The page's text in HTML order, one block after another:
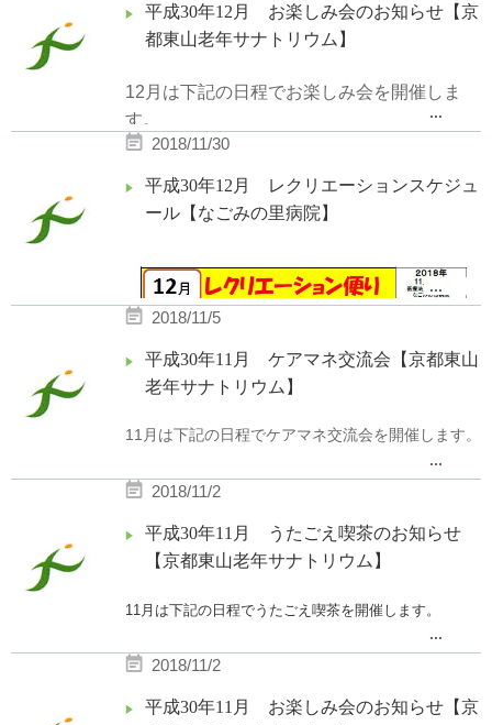
参加をご希望の際は、電話又は問合せ
フォームからお申込みください。
事前お申込制となっております。
また、お電話でも受け付けておりますのでお
気軽にお問い合わせ下さい。
申込書はこちら
〒607-8492
京都市山科区日ノ岡夷谷町11番地
TEL：075-771-4196
FAX：075-761-0934
場所 京都東山老年サナトリウム 昭和ホール
職員による楽器の演奏があります。
コーヒーやお菓子を用意してお待ちしております。
皆様お気軽にお越し下さい
平成30年12月 お楽しみ会のお知らせ【京
都東山老年サナトリウム】
12月は下記の日程でお楽しみ会を開催しま
す。
日時：平成30年12月9日(日)15：00〜15：30
場所：京都東山老年サナトリウム G棟2階
日時：平成30年12月23日(日)14：30〜15：
場所：京都東山老年サナトリウム 昭和ホー
ル
...
2018/11/30
平成30年12月 レクリエーションスケジュ
ール【なごみの里病院】
...
2018/11/5
平成30年11月 ケアマネ交流会【京都東山
老年サナトリウム】
11月は下記の日程でケアマネ交流会を開催します。
日時：11月13日（火）13：30〜15：00
場所：はーとふる東山 談話室
内容：・デイケア解説説明
・デイケア、病院、老健施設見学
参加費：無料
事前お申込制となっております。
FAX・お電話・メール・郵送にて随時受け付けてお
りますので
お気軽にお問い合わせください。
...
2018/11/2
平成30年11月 うたごえ喫茶のお知らせ
【京都東山老年サナトリウム】
11月は下記の日程でうたごえ喫茶を開催します。
場所 京都東山老年サナトリウム I棟ホール
...
2018/11/2
平成30年11月 お楽しみ会のお知らせ【京